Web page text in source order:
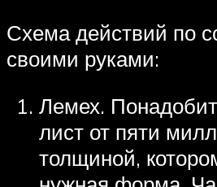
Схема действий по
своими руками:
Лемех.
лист от пяти
толщиной,